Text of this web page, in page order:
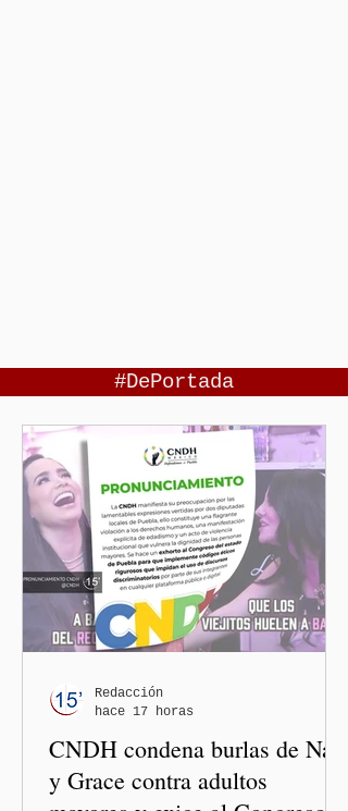
#DePortada
CNDH condena burlas de Nay
y Grace contra adultos
Redacción
hace 17 horas